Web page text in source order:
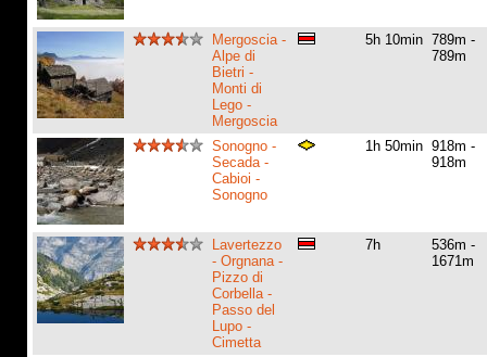
Mergoscia -
Alpe di
Bietri -
Monti di
Lego -
Mergoscia
5h 10min 789m -
789m
Sonogno -
Secada -
Cabioi -
Sonogno
1h 50min 918m -
918m
Lavertezzo
- Orgnana -
Pizzo di
Corbella -
Passo del
Lupo -
Cimetta
7h
536m -
1671m